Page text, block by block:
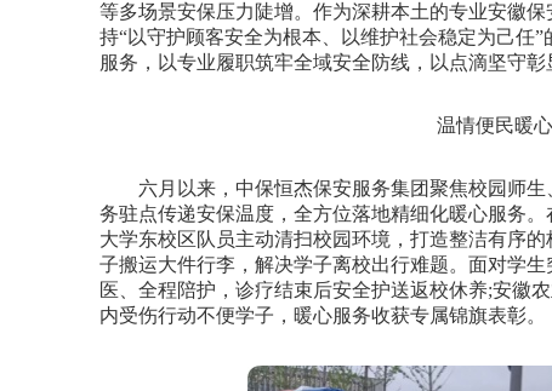
等多场景安保压力陡增。作为深耕本土的专业安徽
持“以守护顾客安全为根本、以维护社会稳定为己任
服务，以专业履职筑牢全域安全防线，以点滴坚守
温情便民暖
六月以来，中保恒杰保安服务集团聚焦校园师生
务驻点传递安保温度，全方位落地精细化暖心服务
大学东校区队员主动清扫校园环境，打造整洁有序
子搬运大件行李，解决学子离校出行难题。面对学
医、全程陪护，诊疗结束后安全护送返校休养;安徽
内受伤行动不便学子，暖心服务收获专属锦旗表彰。